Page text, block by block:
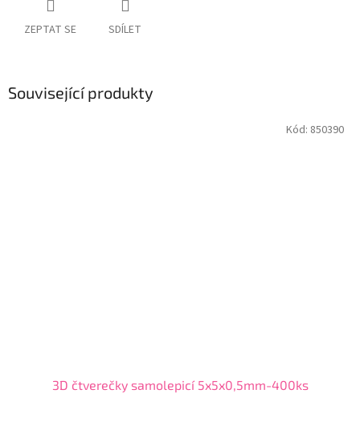
ZEPTAT SE SDÍLET
Související produkty
3D čtverečky samolepicí 5x5x0,5mm-400ks
Kód: 850390